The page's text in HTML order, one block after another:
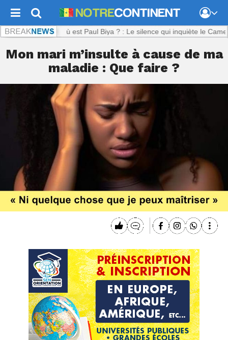
: Où est Paul Biya ? : Le silence qui inquiète le Cameroun
Mon mari m’insulte à cause de ma
maladie : Que faire ?